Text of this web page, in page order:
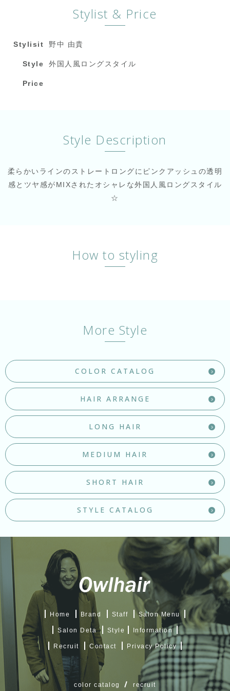
Stylist & Price
Stylisit 野中 由貴
Style 外国人風ロングスタイル
Price
Style Description
柔らかいラインのストレートロングにピンクアッシュの透明
感とツヤ感がMIXされたオシャレな外国人風ロングスタイル
☆
How to styling
More Style
COLOR CATALOG
HAIR ARRANGE
LONG HAIR
MEDIUM HAIR
SHORT HAIR
STYLE CATALOG
Home Brand Staff Salon Menu
Salon Deta Style Information
Recruit Contact Privacy Policy
color catalog recruit